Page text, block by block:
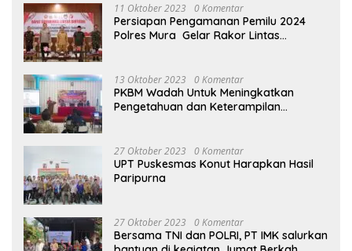
11 Oktober 2023 0 Komentar
Persiapan Pengamanan Pemilu 2024
Polres Mura Gelar Rakor Lintas
13 Oktober 2023 0 Komentar
PKBM Wadah Untuk Meningkatkan
Pengetahuan dan Keterampilan
27 Oktober 2023 0 Komentar
UPT Puskesmas Konut Harapkan Hasil
Paripurna
27 Oktober 2023 0 Komentar
Bersama TNI dan POLRI, PT IMK salurkan